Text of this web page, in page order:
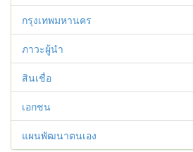
กรุงเทพมหานคร
ภาวะผู้นำ
สินเชื่อ
เอกชน
แผนพัฒนาตนเอง